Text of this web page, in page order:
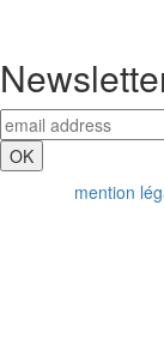
mention